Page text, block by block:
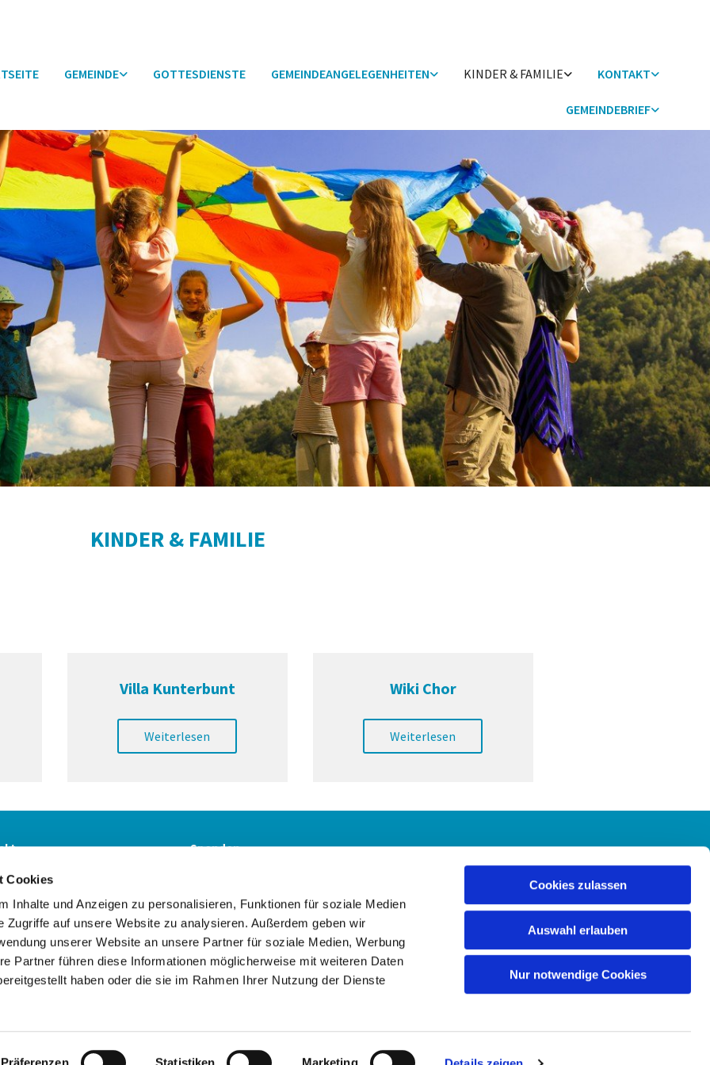
Cookies
Inhalte und Anzeigen zu personalisieren, Funktionen für soziale Medien
Zugriffe auf unsere Website zu analysieren. Außerdem geben wir
unserer Website an unsere Partner für soziale Medien, Werbung
Partner führen diese Informationen möglicherweise mit weiteren Daten
haben oder die sie im Rahmen Ihrer Nutzung der Dienste
Präferenzen Statistiken Marketing
Cookies zulassen
Auswahl erlauben
Nur notwendige Cookies
GEMEINDE GOTTESDIENSTE GEMEINDEANGELEGENHEITEN KINDER & FAMILIE KONTAKT
GEMEINDEBRIEF
KINDER & FAMILIE
Villa Kunterbunt
Weiterlesen
Wiki Chor
Weiterlesen
Spenden
Ev. Kirchengemeinde Witzhelden
Kontaktinformationen Impressum